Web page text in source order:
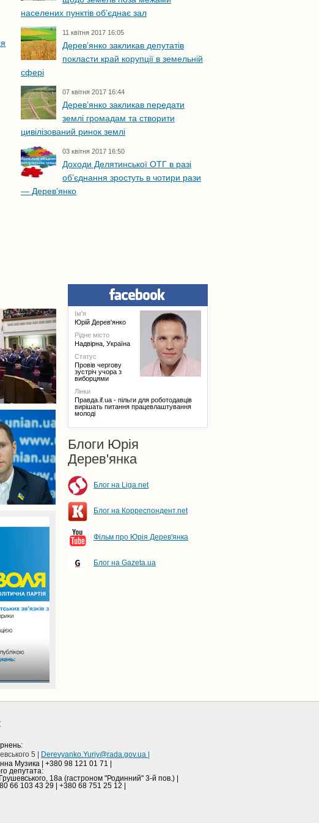
населених пунктів об’єднає зал
11 квітня 2017 16:05
Дерев’янко закликав депутатів
покласти край корупції в земельній
сфері
07 квітня 2017 16:44
Дерев’янко закликав передати
землі громадам та створити
цивілізований ринок землі
03 квітня 2017 16:50
Доходи Делятинської ОТГ в разі
об’єднання зростуть в чотири рази
— Дерев’янко
Ім'я
Юрій Дерев'янко
Рідне місто
Надвірна, Україна
Статус
Провів чергову
зустріч учора з
виборцями
Лінки
Правда.if.ua - пільги для роботодавців
вирішать питання працевлаштування
молоді
Блоги Юрія
Дерев'янка
Блог на Liga.net
Блог на Корреспондент.net
Фільм про Юрія Дерев'янка
Блог на Gazeta.ua
5 |
Derevyanko.Yuriy@rada.gov.ua
Музика | +380 98 121 01 71 |
депутата:
18а (гастроном "Родинний" 3-й пов.) |
66 103 43 29 | +380 68 751 25 12 |